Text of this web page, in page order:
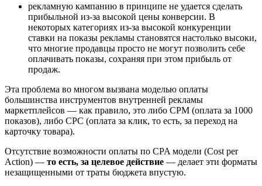
рекламную кампанию в принципе не удается сделать
прибыльной из-за высокой цены конверсии. В
некоторых категориях из-за высокой конкуренции
ставки на показы рекламы становятся настолько высоки,
что многие продавцы просто не могут позволить себе
оплачивать показы, сохраняя при этом прибыль от
продаж.
Эта проблема во многом вызвана моделью оплаты
большинства инструментов внутренней рекламы
маркетплейсов — как правило, это либо CPM (оплата за 1000
показов), либо CPC (оплата за клик, то есть, за переход на
карточку товара).
Отсутствие возможности оплаты по CPA модели (Сost per
Action) — то есть, за целевое действие — делает эти форматы
незащищенными от траты бюджета впустую.